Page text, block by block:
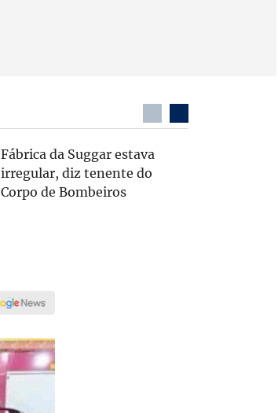
Fábrica da Suggar estava
irregular, diz tenente do
Corpo de Bombeiros